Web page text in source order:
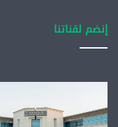
إنضم لقناتنا